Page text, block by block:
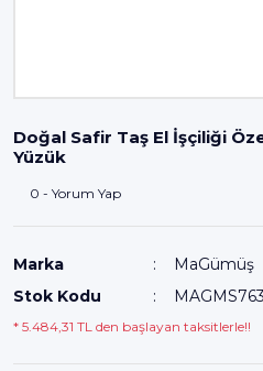
Doğal Safir Taş El İşçiliği
Yüzük
0 - Yorum Yap
Marka
MaGümüş
Stok Kodu
* 5.484,31 TL den başlayan taksitlerle!!